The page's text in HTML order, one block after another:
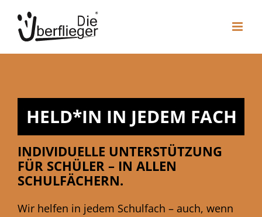
Inhalt
springen
HELD*IN IN JEDEM FACH
INDIVIDUELLE UNTERSTÜTZUNG
FÜR SCHÜLER – IN ALLEN
SCHULFÄCHERN.
Wir helfen in jedem Schulfach – auch, wenn